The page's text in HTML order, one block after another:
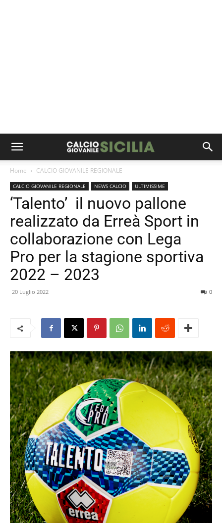
Home CALCIO GIOVANILE REGIONALE
CALCIO GIOVANILE REGIONALE NEWS CALCIO ULTIMISSIME
‘Talento’ il nuovo pallone
realizzato da Erreà Sport in
collaborazione con Lega
Pro per la stagione sportiva
2022 – 2023
20 Luglio 2022 0